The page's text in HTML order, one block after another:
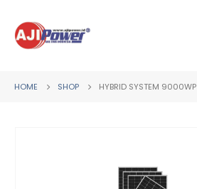
HOME SHOP HYBRID SYSTEM 9000WP